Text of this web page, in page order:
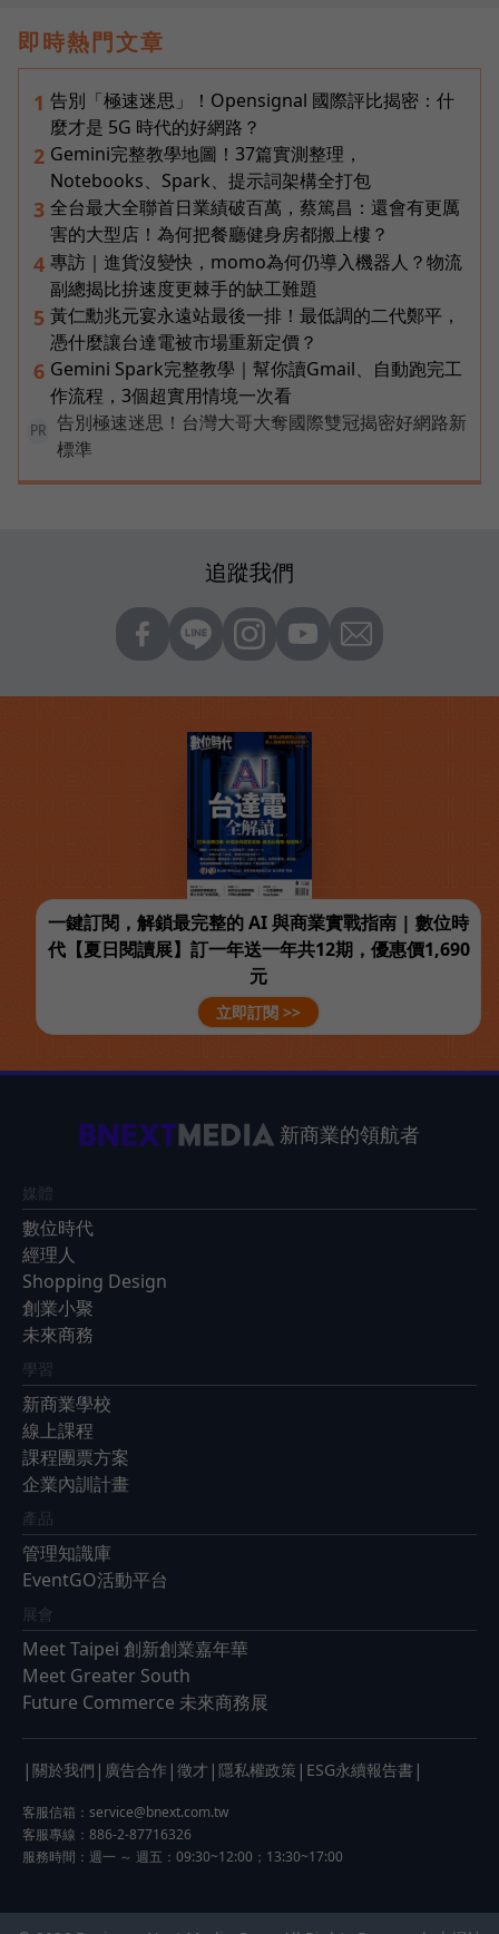
即時熱門文章
1 告別「極速迷思」！Opensignal 國際評比揭密：什
麼才是 5G 時代的好網路？
2 Gemini完整教學地圖！37篇實測整理，
Notebooks、Spark、提示詞架構全打包
3 全台最大全聯首日業績破百萬，蔡篤昌：還會有更厲
害的大型店！為何把餐廳健身房都搬上樓？
4 專訪｜進貨沒變快，momo為何仍導入機器人？物流
副總揭比拚速度更棘手的缺工難題
5 黃仁勳兆元宴永遠站最後一排！最低調的二代鄭平，
憑什麼讓台達電被市場重新定價？
6 Gemini Spark完整教學｜幫你讀Gmail、自動跑完工
作流程，3個超實用情境一次看
PR
告別極速迷思！台灣大哥大奪國際雙冠揭密好網路新
標準
追蹤我們
一鍵訂閱，解鎖最完整的 AI 與商業實戰指南 | 數位時
代【夏日閱讀展】訂一年送一年共12期，優惠價1,690
元
立即訂閱 >>
新商業的領航者
媒體
數位時代
經理人
Shopping Design
創業小聚
未來商務
學習
新商業學校
線上課程
課程團票方案
企業內訓計畫
產品
管理知識庫
EventGO活動平台
展會
Meet Taipei 創新創業嘉年華
Meet Greater South
Future Commerce 未來商務展
| 關於我們 | 廣告合作 | 徵才 | 隱私權政策 | ESG永續報告書 |
客服信箱： service@bnext.com.tw
客服專線：886-2-87716326
服務時間：週一 ～ 週五：09:30~12:00；13:30~17:00